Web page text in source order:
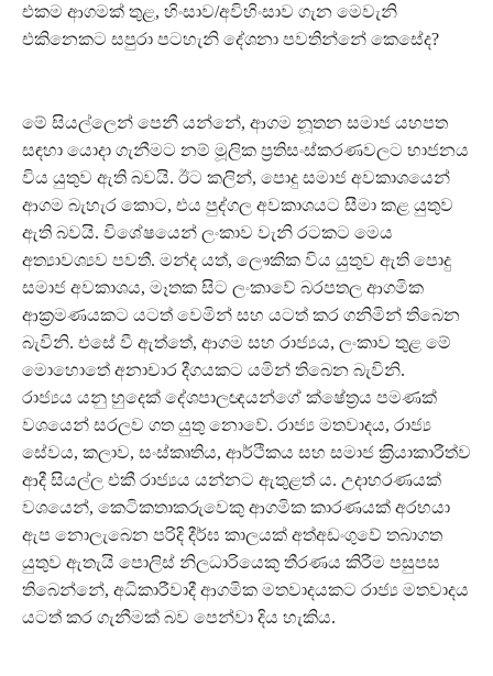
එකම ආගමක් තුළ, හිංසාව/අවිහිංසාව ගැන මෙවැනි
එකිනෙකට සපුරා පටහැනි දේශනා පවතින්නේ කෙසේද?
මේ සියල්ලෙන් පෙනී යන්නේ, ආගම නූතන සමාජ යහපත
සඳහා යොදා ගැනීමට නම් මූලික ප‍්‍රතිසංස්කරණවලට භාජනය
විය යුතුව ඇති බවයි. ඊට කලින්, පොදු සමාජ අවකාශයෙන්
ආගම බැහැර කොට, එය පුද්ගල අවකාශයට සීමා කළ යුතුව
ඇති බවයි. විශේෂයෙන් ලංකාව වැනි රටකට මෙය
අත්‍යාවශ්‍යව පවතී. මන්ද යත්, ලෞකික විය යුතුව ඇති පොදු
සමාජ අවකාශය, මෑතක සිට ලංකාවේ බරපතල ආගමික
ආක‍්‍රමණයකට යටත් වෙමින් සහ යටත් කර ගනිමින් තිබෙන
බැවිනි. එසේ වී ඇත්තේ, ආගම සහ රාජ්‍යය, ලංකාව තුළ මේ
මොහොතේ අනාචාර දීගයකට යමින් තිබෙන බැවිනි.
රාජ්‍යය යනු හුදෙක් දේශපාලඥයන්ගේ ක්ෂේත‍්‍රය පමණක්
වශයෙන් සරලව ගත යුතු නොවේ. රාජ්‍ය මතවාදය, රාජ්‍ය
සේවය, කලාව, සංස්කෘතිය, ආර්ථිකය සහ සමාජ ක‍්‍රියාකාරීත්ව
ආදී සියල්ල එකී රාජ්‍යය යන්නට ඇතුළත් ය. උදාහරණයක්
වශයෙන්, කෙටිකතාකරුවෙකු ආගමික කාරණයක් අරභයා
ඇප නොලැබෙන පරිදි දීර්ඝ කාලයක් අත්අඩංගුවේ තබාගත
යුතුව ඇතැයි පොලිස් නිලධාරියෙකු තීරණය කිරීම පසුපස
තිබෙන්නේ, අධිකාරීවාදී ආගමික මතවාදයකට රාජ්‍ය මතවාදය
යටත් කර ගැනීමක් බව පෙන්වා දිය හැකිය.